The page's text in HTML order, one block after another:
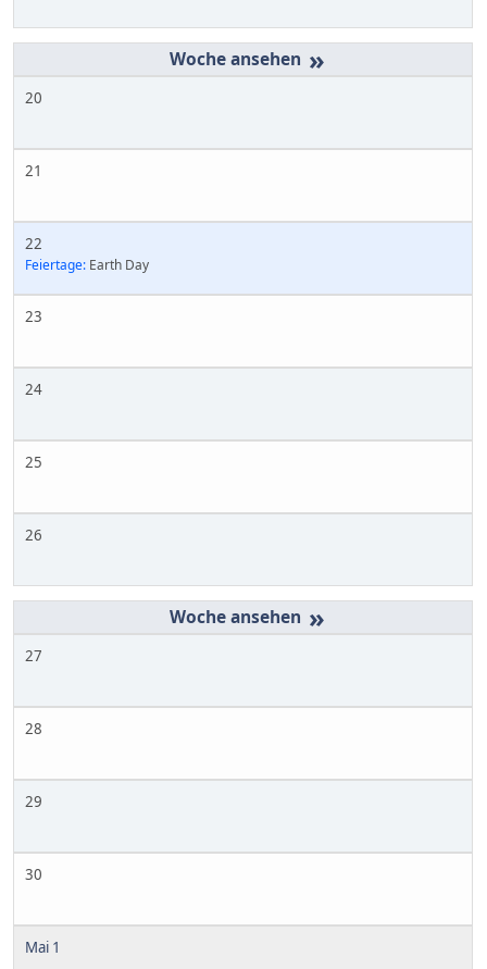
»
20
21
22
Feiertage: Earth Day
23
24
25
26
»
27
28
29
30
Mai 1